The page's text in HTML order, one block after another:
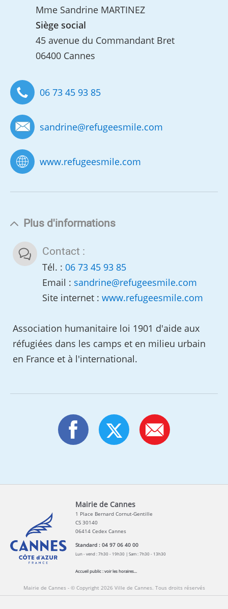
Mme Sandrine MARTINEZ
Siège social
45 avenue du Commandant Bret
06400 Cannes
06 73 45 93 85
sandrine@refugeesmile.com
www.refugeesmile.com
Plus d'informations
Contact :
Tél. : 06 73 45 93 85
Email : sandrine@refugeesmile.com
Site internet :www.refugeesmile.com
Association humanitaire loi 1901 d'aide aux
réfugiées dans les camps et en milieu urbain
en France et à l'international.
Mairie de Cannes
1 Place Bernard Cornut-Gentille
CS 30140
06414 Cedex Cannes
Standard : 04 97 06 40 00
Lun - vend : 7h30 - 19h30 | Sam : 7h30 - 13h30
Accueil public :voir les horaires...
Mairie de Cannes - © Copyright 2026 Ville de Cannes. Tous droits réservés